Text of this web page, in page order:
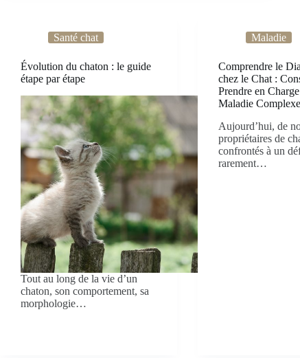
Santé chat
Évolution du chaton : le guide
étape par étape
Tout au long de la vie d’un
chaton, son comportement, sa
morphologie…
Maladie
Comprendre le
chez le Chat :
Prendre en
Maladie Complexe
Aujourd’hui, de
propriétaires de
confrontés à un
rarement…